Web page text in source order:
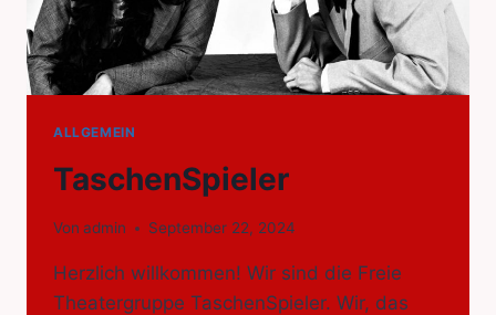
ALLGEMEIN
TaschenSpieler
Von admin September 22, 2024
Herzlich willkommen! Wir sind die Freie
Theatergruppe TaschenSpieler. Wir, das